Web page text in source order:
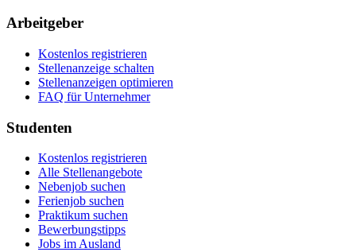
Arbeitgeber
Kostenlos registrieren
Stellenanzeige schalten
Stellenanzeigen optimieren
FAQ für Unternehmer
Studenten
Kostenlos registrieren
Alle Stellenangebote
Nebenjob suchen
Ferienjob suchen
Praktikum suchen
Bewerbungstipps
Jobs im Ausland